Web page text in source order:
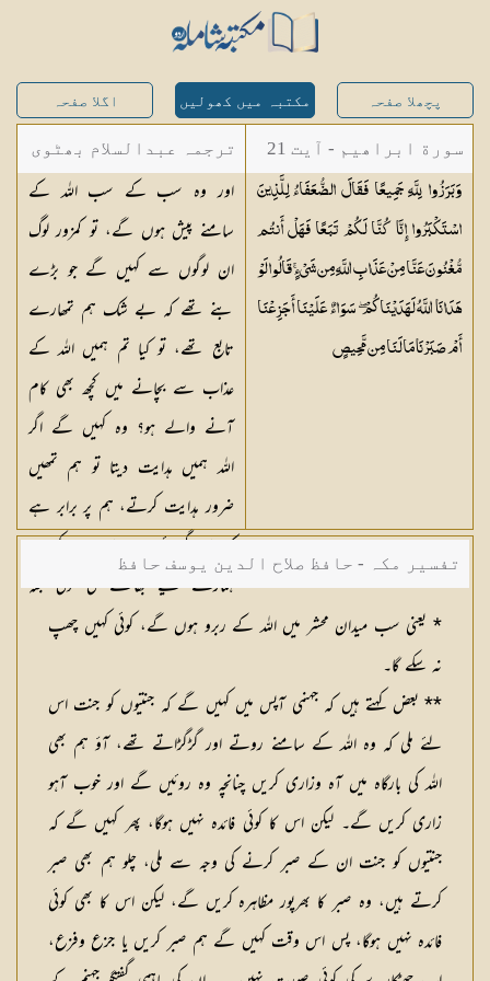
پچھلا صفحہ مکتبہ میں کھولیں اگلا صفحہ
سورة ابراھیم - آیت 21
وَبَرَزُوا لِلَّهِ جَمِيعًا فَقَالَ الضُّعَفَاءُ لِلَّذِينَ
اسْتَكْبَرُوا إِنَّا كُنَّا لَكُمْ تَبَعًا فَهَلْ أَنتُم
مُّغْنُونَ عَنَّا مِنْ عَذَابِ اللَّهِ مِن شَيْءٍ ۚ قَالُوا لَوْ
هَدَانَا اللَّهُ لَهَدَيْنَاكُمْ ۖ سَوَاءٌ عَلَيْنَا أَجَزِعْنَا
أَمْ صَبَرْنَا مَا لَنَا مِنمَّحِيصٍ
ترجمہ عبدالسلام بھٹوی
- عبدالسلام بن محمد
اور وہ سب کے سب اللہ کے
سامنے پیش ہوں گے، تو کمزور لوگ
ان لوگوں سے کہیں گے جو بڑے
بنے تھے کہ بے شک ہم تمھارے
تابع تھے، تو کیا تم ہمیں اللہ کے
عذاب سے بچانے میں کچھ بھی کام
آنے والے ہو؟ وہ کہیں گے اگر
اللہ ہمیں ہدایت دیتا تو ہم تمھیں
ضرور ہدایت کرتے، ہم پر برابر ہے
کہ ہم گھبرائیں، یا ہم صبر کریں،
ہمارے لیے بھاگنے کی کوئی جگہ
نہیں۔
تفسیر مکہ - حافظ صلاح الدین یوسف حافظ
* یعنی سب میدان محشر میں اللہ کے ربرو ہوں گے، کوئی کہیں چھپ
نہ سکے گا۔
** بعض کہتے ہیں کہ جہنمی آپس میں کہیں گے کہ جنتیوں کو جنت اس
لئے ملی کہ وہ اللہ کے سامنے روتے اور گڑگڑاتے تھے، آؤ ہم بھی
اللہ کی بارگاہ میں آہ وزاری کریں چنانچہ وہ روئیں گے اور خوب آہو
زاری کریں گے۔ لیکن اس کا کوئی فائدہ نہیں ہوگا، پھر کہیں گے کہ
جنتیوں کو جنت ان کے صبر کرنے کی وجہ سے ملی، چلو ہم بھی صبر
کرتے ہیں، وہ صبر کا بھرپور مظاہرہ کریں گے، لیکن اس کا بھی کوئی
فائدہ نہیں ہوگا، پس اس وقت کہیں گے ہم صبر کریں یا جزع وفزع،